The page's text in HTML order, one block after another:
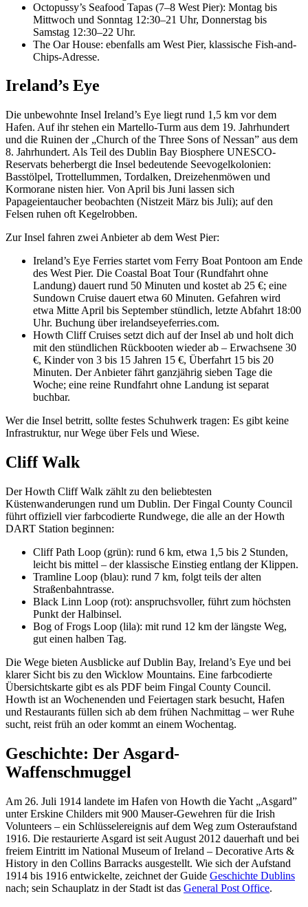
Octopussy’s Seafood Tapas (7–8 West Pier): Montag bis
Mittwoch und Sonntag 12:30–21 Uhr, Donnerstag bis
Samstag 12:30–22 Uhr.
The Oar House: ebenfalls am West Pier, klassische Fish-and-
Chips-Adresse.
Ireland’s Eye
Die unbewohnte Insel Ireland’s Eye liegt rund 1,5 km vor dem
Hafen. Auf ihr stehen ein Martello-Turm aus dem 19. Jahrhundert
und die Ruinen der „Church of the Three Sons of Nessan” aus dem
8. Jahrhundert. Als Teil des Dublin Bay Biosphere UNESCO-
Reservats beherbergt die Insel bedeutende Seevogelkolonien:
Basstölpel, Trottellummen, Tordalken, Dreizehenmöwen und
Kormorane nisten hier. Von April bis Juni lassen sich
Papageientaucher beobachten (Nistzeit März bis Juli); auf den
Felsen ruhen oft Kegelrobben.
Zur Insel fahren zwei Anbieter ab dem West Pier:
Ireland’s Eye Ferries startet vom Ferry Boat Pontoon am Ende
des West Pier. Die Coastal Boat Tour (Rundfahrt ohne
Landung) dauert rund 50 Minuten und kostet ab 25 €; eine
Sundown Cruise dauert etwa 60 Minuten. Gefahren wird
etwa Mitte April bis September stündlich, letzte Abfahrt 18:00
Uhr. Buchung über irelandseyeferries.com.
Howth Cliff Cruises setzt dich auf der Insel ab und holt dich
mit den stündlichen Rückbooten wieder ab – Erwachsene 30
€, Kinder von 3 bis 15 Jahren 15 €, Überfahrt 15 bis 20
Minuten. Der Anbieter fährt ganzjährig sieben Tage die
Woche; eine reine Rundfahrt ohne Landung ist separat
buchbar.
Wer die Insel betritt, sollte festes Schuhwerk tragen: Es gibt keine
Infrastruktur, nur Wege über Fels und Wiese.
Cliff Walk
Der Howth Cliff Walk zählt zu den beliebtesten
Küstenwanderungen rund um Dublin. Der Fingal County Council
führt offiziell vier farbcodierte Rundwege, die alle an der Howth
DART Station beginnen:
Cliff Path Loop (grün): rund 6 km, etwa 1,5 bis 2 Stunden,
leicht bis mittel – der klassische Einstieg entlang der Klippen.
Tramline Loop (blau): rund 7 km, folgt teils der alten
Straßenbahntrasse.
Black Linn Loop (rot): anspruchsvoller, führt zum höchsten
Punkt der Halbinsel.
Bog of Frogs Loop (lila): mit rund 12 km der längste Weg,
gut einen halben Tag.
Die Wege bieten Ausblicke auf Dublin Bay, Ireland’s Eye und bei
klarer Sicht bis zu den Wicklow Mountains. Eine farbcodierte
Übersichtskarte gibt es als PDF beim Fingal County Council.
Howth ist an Wochenenden und Feiertagen stark besucht, Hafen
und Restaurants füllen sich ab dem frühen Nachmittag – wer Ruhe
sucht, reist früh an oder kommt an einem Wochentag.
Geschichte: Der Asgard-
Waffenschmuggel
Am 26. Juli 1914 landete im Hafen von Howth die Yacht „Asgard”
unter Erskine Childers mit 900 Mauser-Gewehren für die Irish
Volunteers – ein Schlüsselereignis auf dem Weg zum Osteraufstand
1916. Die restaurierte Asgard ist seit August 2012 dauerhaft und bei
freiem Eintritt im National Museum of Ireland – Decorative Arts &
History in den Collins Barracks ausgestellt. Wie sich der Aufstand
1914 bis 1916 entwickelte, zeichnet der Guide Geschichte Dublins
nach; sein Schauplatz in der Stadt ist das General Post Office.